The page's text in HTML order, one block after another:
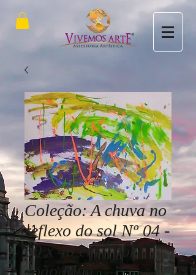
Coleção: A chuva no
reflexo do sol Nº 04 -
60 x 40 cm - por